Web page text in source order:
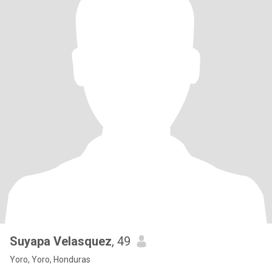
Suyapa Velasquez, 49
Yoro, Yoro, Honduras